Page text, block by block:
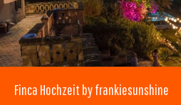
Finca Hochzeit by frankiesunshine